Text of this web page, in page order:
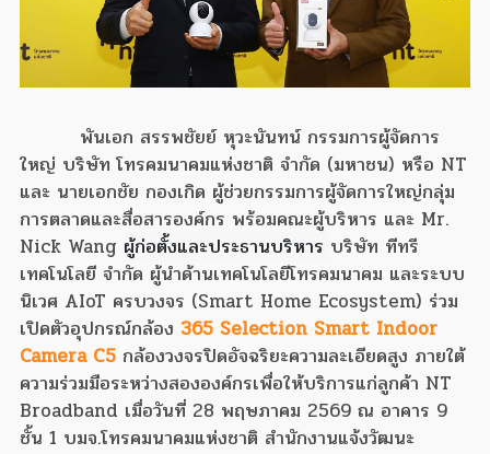
พันเอก สรรพชัยย์ หุวะนันทน์ กรรมการผู้จัดการ
ใหญ่ บริษัท โทรคมนาคมแห่งชาติ จำกัด (มหาชน) หรือ NT
และ นายเอกชัย กองเกิด ผู้ช่วยกรรมการผู้จัดการใหญ่กลุ่ม
การตลาดและสื่อสารองค์กร พร้อมคณะผู้บริหาร และ Mr.
Nick Wang ผู้ก่อตั้งและประธานบริหาร บริษัท ทีทรี
เทคโนโลยี จำกัด ผู้นำด้านเทคโนโลยีโทรคมนาคม และระบบ
นิเวศ AIoT ครบวงจร (Smart Home Ecosystem) ร่วม
เปิดตัวอุปกรณ์กล้อง 365 Selection Smart Indoor
Camera C5 กล้องวงจรปิดอัจฉริยะความละเอียดสูง ภายใต้
ความร่วมมือระหว่างสององค์กรเพื่อให้บริการแก่ลูกค้า NT
Broadband เมื่อวันที่ 28 พฤษภาคม 2569 ณ อาคาร 9
ชั้น 1 บมจ.โทรคมนาคมแห่งชาติ สำนักงานแจ้งวัฒนะ